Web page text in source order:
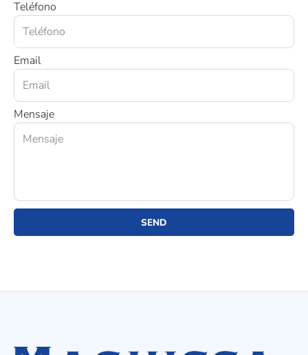
Teléfono
Email
Mensaje
SEND